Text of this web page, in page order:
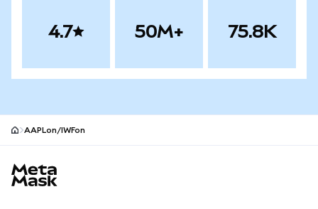
4.7 50M+ 75.8K
AAPLon/IWFon